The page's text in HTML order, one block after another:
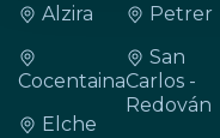
Alzira
Cocentaina
Elche
Petrer
San
Carlos -
Redován